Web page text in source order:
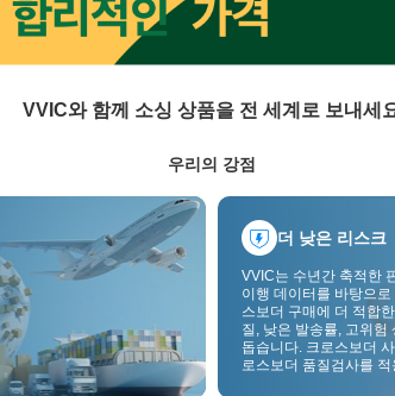
VVIC와 함께 소싱 상품을 전 세계로 보내세
우리의 강점
더 낮은 리스크
VVIC는 수년간 축적한
이행 데이터를 바탕으
스보더 구매에 더 적합
질, 낮은 발송률, 고위험
돕습니다. 크로스보더
로스보더 품질검사를